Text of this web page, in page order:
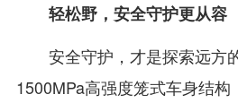
轻松野，安全守护更从容
安全守护，才是探索远方
1500MPa高强度笼式车身结构